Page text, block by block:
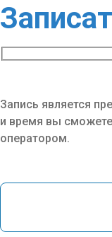
Запись является
и время вы
оператором.